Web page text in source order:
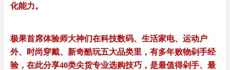
化能力。
极果首席体验师大神们在科技数码、生活家电、运动户
外、时尚穿戴、新奇酷玩五大品类里，有多年败物剁手经
验，在此分享40类尖货专业选购技巧，是最值得剁手、最